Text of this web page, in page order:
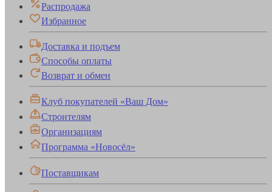
Распродажа
Избранное
Доставка и подъем
Способы оплаты
Возврат и обмен
Клуб покупателей «Ваш Дом»
Строителям
Организациям
Программа «Новосёл»
Поставщикам